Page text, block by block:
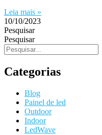
Leia mais »
10/10/2023
Pesquisar
Pesquisar
Categorias
Blog
Painel de led
Outdoor
Indoor
LedWave